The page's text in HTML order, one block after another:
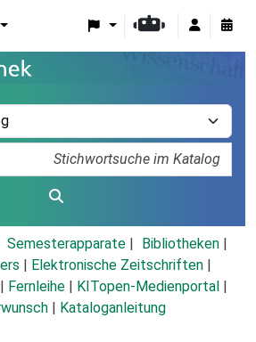
Semesterapparate
Bibliotheken
Elektronische Zeitschriften
Fernleihe KITopen-Medienportal
Kataloganleitung